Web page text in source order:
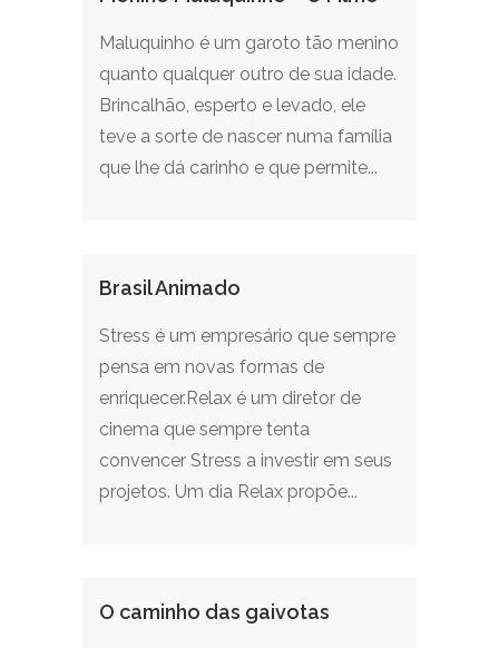
Maluquinho é um garoto tão menino
quanto qualquer outro de sua idade.
Brincalhão, esperto e levado, ele
teve a sorte de nascer numa família
que lhe dá carinho e que permite...
Brasil Animado
Stress é um empresário que sempre
pensa em novas formas de
enriquecer.Relax é um diretor de
cinema que sempre tenta
convencer Stress a investir em seus
projetos. Um dia Relax propõe...
O caminho das gaivotas